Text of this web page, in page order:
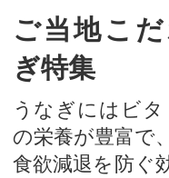
ご当地こ
ぎ特集
うなぎにはビ
の栄養が豊富で
食欲減退を防ぐ